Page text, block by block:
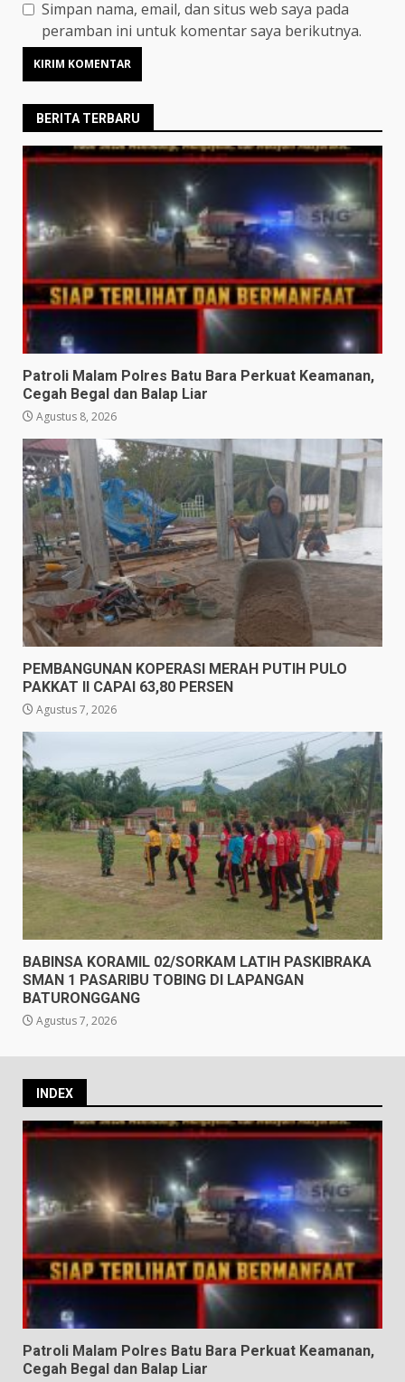
Simpan nama, email, dan situs web saya pada
peramban ini untuk komentar saya berikutnya.
BERITA TERBARU
Patroli Malam Polres Batu Bara Perkuat Keamanan,
Cegah Begal dan Balap Liar
Agustus 8, 2026
PEMBANGUNAN KOPERASI MERAH PUTIH PULO
PAKKAT II CAPAI 63,80 PERSEN
Agustus 7, 2026
BABINSA KORAMIL 02/SORKAM LATIH PASKIBRAKA
SMAN 1 PASARIBU TOBING DI LAPANGAN
BATURONGGANG
Agustus 7, 2026
INDEX
Patroli Malam Polres Batu Bara Perkuat Keamanan,
Cegah Begal dan Balap Liar